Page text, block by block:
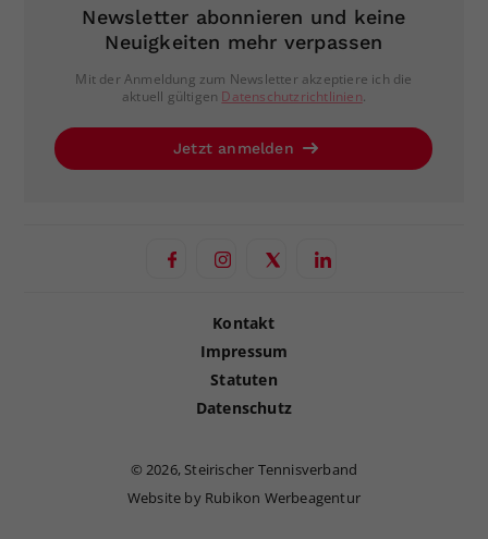
Newsletter abonnieren und keine
Neuigkeiten mehr verpassen
Mit der Anmeldung zum Newsletter akzeptiere ich die
aktuell gültigen Datenschutzrichtlinien.
Jetzt anmelden
Kontakt
Impressum
Statuten
Datenschutz
©2026, Steirischer Tennisverband
Website by Rubikon Werbeagentur